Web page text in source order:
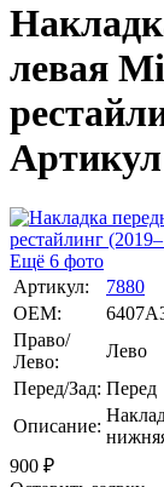
левая
Ещё 6 фото
Артикул:
7880
OEM:
Право/
Лево:
Лево
Перед/Зад: Перед
Описание:
900 ₽